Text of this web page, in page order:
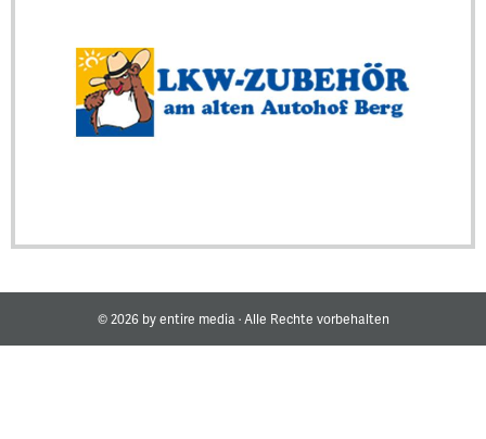
© 2026 by entire media · Alle Rechte vorbehalten